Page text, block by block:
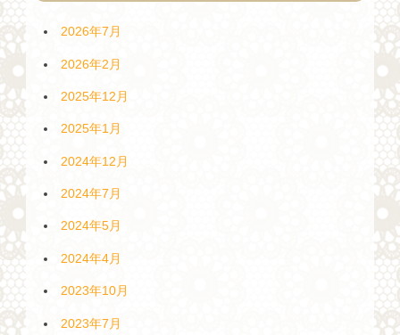
2026年7月
2026年2月
2025年12月
2025年1月
2024年12月
2024年7月
2024年5月
2024年4月
2023年10月
2023年7月